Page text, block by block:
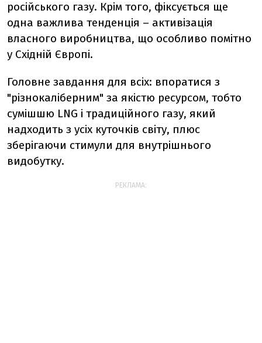
російського газу. Крім того, фіксується ще
одна важлива тенденція – активізація
власного виробництва, що особливо помітно
у Східній Європі.
Головне завдання для всіх: впоратися з
"різнокаліберним" за якістю ресурсом, тобто
сумішшю LNG і традиційного газу, який
надходить з усіх куточків світу, плюс
зберігаючи стимули для внутрішнього
видобутку.
РЕКЛАМА: